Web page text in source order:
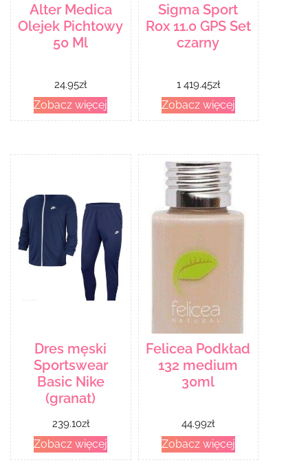
Alter Medica
Olejek Pichtowy
50 Ml
24.95zł
Zobacz więcej
Sigma Sport
Rox 11.0 GPS Set
czarny
1 419.45zł
Zobacz więcej
Dres męski
Sportswear
Basic Nike
(granat)
239.10zł
Zobacz więcej
Felicea Podkład
132 medium
30ml
44.99zł
Zobacz więcej